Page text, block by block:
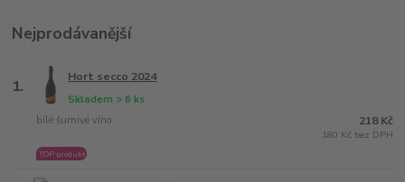
Nejprodávanější
1. Hort secco 2024
bílé šumivé víno
Skladem > 6 ks
TOP produkt
218 Kč
180 Kč bez DPH